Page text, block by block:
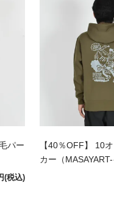
パー
(税込)
【40％OFF】 10
カー（MASAYART-